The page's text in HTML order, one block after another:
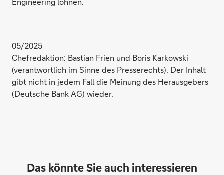
05/2025
Chefredaktion: Bastian Frien und Boris Karkowski
(verantwortlich im Sinne des Presserechts). Der Inhalt
gibt nicht in jedem Fall die Meinung des Herausgebers
(Deutsche Bank AG) wieder.
Das könnte Sie auch interessieren